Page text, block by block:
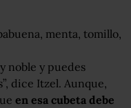
menta, tomillo,
noble y puedes
dice Itzel. Aunque,
en esa cubeta debe